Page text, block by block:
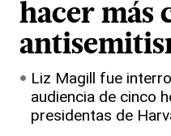
hacer más
Liz Magill fue
audiencia de cinco
presidentas de